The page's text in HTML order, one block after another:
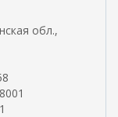
а
обл.,